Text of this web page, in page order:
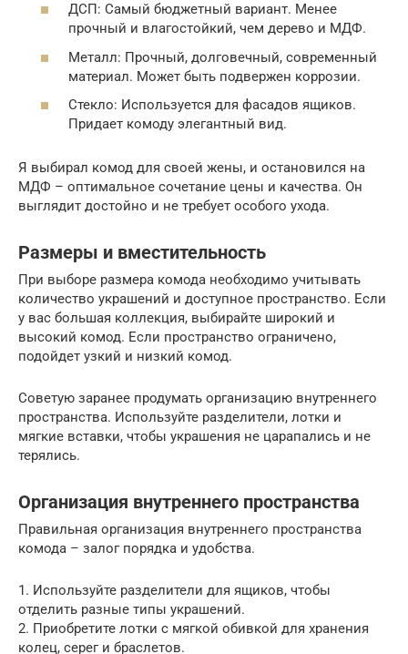
ДСП: Самый бюджетный вариант. Менее
прочный и влагостойкий, чем дерево и МДФ.
Металл: Прочный, долговечный, современный
материал. Может быть подвержен коррозии.
Стекло: Используется для фасадов ящиков.
Придает комоду элегантный вид.
Я выбирал комод для своей жены, и остановился на
МДФ – оптимальное сочетание цены и качества. Он
выглядит достойно и не требует особого ухода.
Размеры и вместительность
При выборе размера комода необходимо учитывать
количество украшений и доступное пространство. Если
у вас большая коллекция, выбирайте широкий и
высокий комод. Если пространство ограничено,
подойдет узкий и низкий комод.
Советую заранее продумать организацию внутреннего
пространства. Используйте разделители, лотки и
мягкие вставки, чтобы украшения не царапались и не
терялись.
Организация внутреннего пространства
Правильная организация внутреннего пространства
комода – залог порядка и удобства.
1. Используйте разделители для ящиков, чтобы
отделить разные типы украшений.
2. Приобретите лотки с мягкой обивкой для хранения
колец, серег и браслетов.